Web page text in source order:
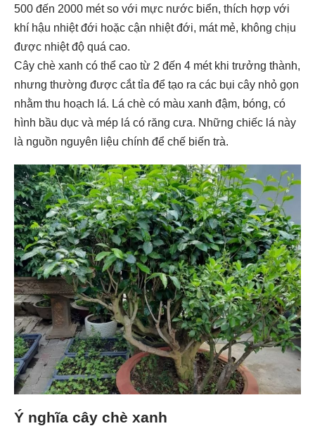
500 đến 2000 mét so với mực nước biển, thích hợp với
khí hậu nhiệt đới hoặc cận nhiệt đới, mát mẻ, không chịu
được nhiệt độ quá cao.
Cây chè xanh có thể cao từ 2 đến 4 mét khi trưởng thành,
nhưng thường được cắt tỉa để tạo ra các bụi cây nhỏ gọn
nhằm thu hoạch lá. Lá chè có màu xanh đậm, bóng, có
hình bầu dục và mép lá có răng cưa. Những chiếc lá này
là nguồn nguyên liệu chính để chế biến trà.
Ý nghĩa cây chè xanh